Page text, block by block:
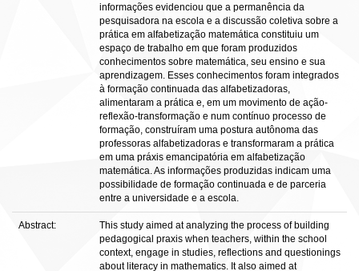
informações evidenciou que a permanência da
pesquisadora na escola e a discussão coletiva sobre a
prática em alfabetização matemática constituiu um
espaço de trabalho em que foram produzidos
conhecimentos sobre matemática, seu ensino e sua
aprendizagem. Esses conhecimentos foram integrados
à formação continuada das alfabetizadoras,
alimentaram a prática e, em um movimento de ação-
reflexão-transformação e num contínuo processo de
formação, construíram uma postura autônoma das
professoras alfabetizadoras e transformaram a prática
em uma práxis emancipatória em alfabetização
matemática. As informações produzidas indicam uma
possibilidade de formação continuada e de parceria
entre a universidade e a escola.
Abstract:
This study aimed at analyzing the process of building
pedagogical praxis when teachers, within the school
context, engage in studies, reflections and questionings
about literacy in mathematics. It also aimed at